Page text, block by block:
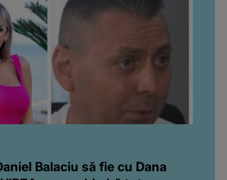
Balaciu să fie cu Dana